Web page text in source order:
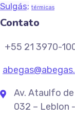
Sulgás; térmicas
Contato
+55 21 3970-
Av. Ataulfo
032 – Leblon